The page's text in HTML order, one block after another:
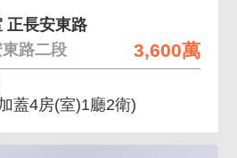
3,600萬
正長安東路
路二段
蓋4房(室)1廳2衛)